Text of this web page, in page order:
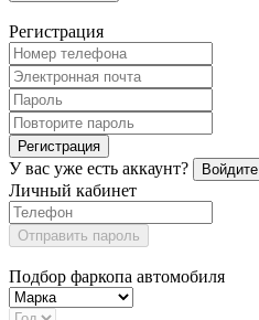
Регистрация
Регистрация
У вас уже есть аккаунт? Войдите
Личный кабинет
Отправить пароль
Подбор фаркопа автомобиля